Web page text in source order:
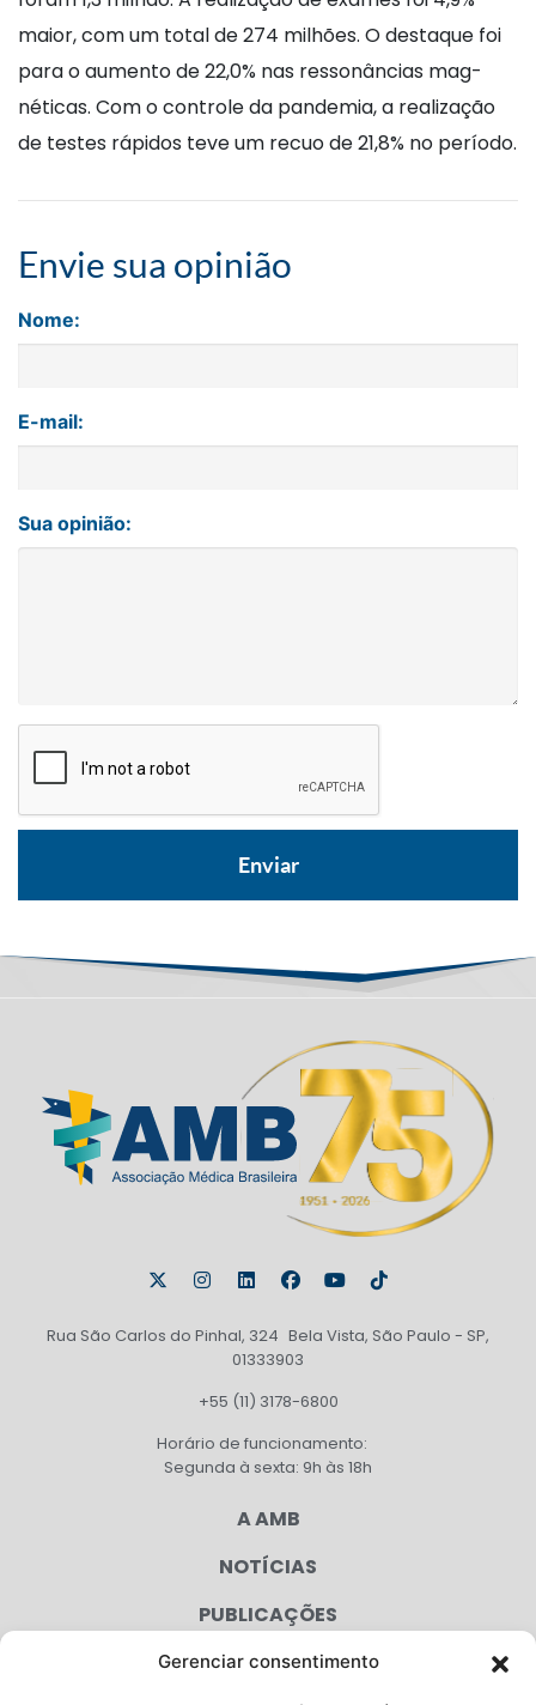
Gerenciar consentimento
maior, com um total de 274 milhões. O destaque foi
para o aumento de 22,0% nas ressonâncias mag­
néticas. Com o controle da pandemia, a realização
de testes rápidos teve um re­cuo de 21,8% no período.
Envie sua opinião
Nome:
E-mail:
Sua opinião:
Rua São Carlos do Pinhal, 324 Bela Vista, São Paulo - SP,
01333903
+55 (11) 3178-6800
Horário de funcionamento:
Segunda à sexta: 9h às 18h
A AMB
NOTÍCIAS
PUBLICAÇÕES
CONGRESSO